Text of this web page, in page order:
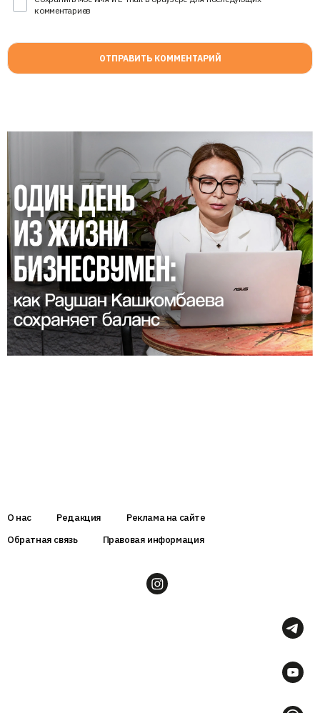
комментариев
О нас Редакция
Реклама на сайте
Обратная связь
Правовая информация